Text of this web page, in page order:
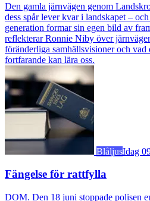
Den gamla järnvägen genom
dess spår lever kvar i landskapet –
generation formar sin egen bild av
reflekterar Ronnie Niby över
föränderliga samhällsvisioner och vad
fortfarande kan lära oss.
BlåljusIdag
Fängelse för rattfylla
DOM. Den 18 juni stoppade polisen